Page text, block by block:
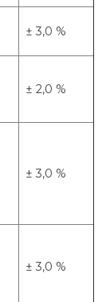
± 3,0 %
± 2,0 %
± 3,0 %
± 3,0 %